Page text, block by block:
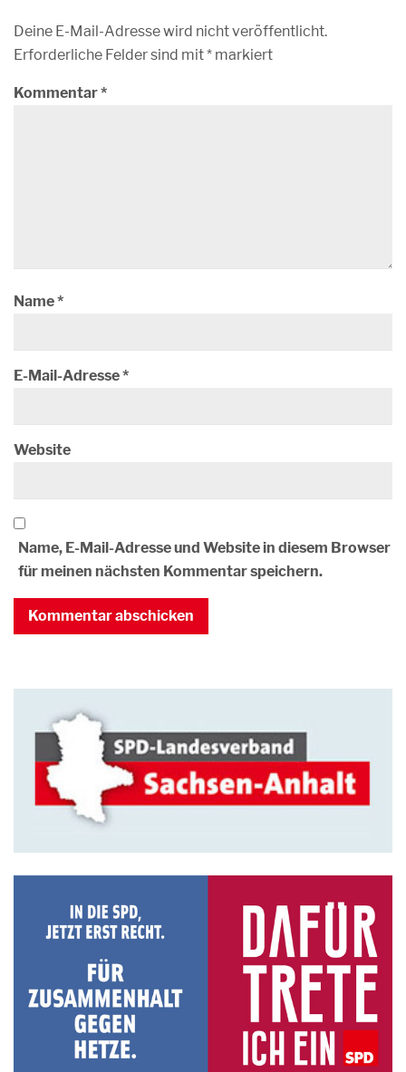
Deine E-Mail-Adresse wird nicht veröffentlicht.
Erforderliche Felder sind mit* markiert
Kommentar*
Name*
E-Mail-Adresse*
Website
Name, E-Mail-Adresse und Website in diesem Browser
für meinen nächsten Kommentar speichern.